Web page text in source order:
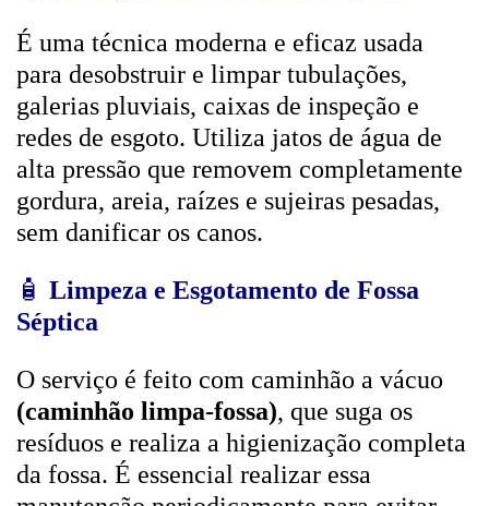
É uma técnica moderna e eficaz usada
para desobstruir e limpar tubulações,
galerias pluviais, caixas de inspeção e
redes de esgoto. Utiliza jatos de água de
alta pressão que removem completamente
gordura, areia, raízes e sujeiras pesadas,
sem danificar os canos.
🧴 Limpeza e Esgotamento de Fossa
Séptica
O serviço é feito com caminhão a vácuo
(caminhão limpa-fossa), que suga os
resíduos e realiza a higienização completa
da fossa. É essencial realizar essa